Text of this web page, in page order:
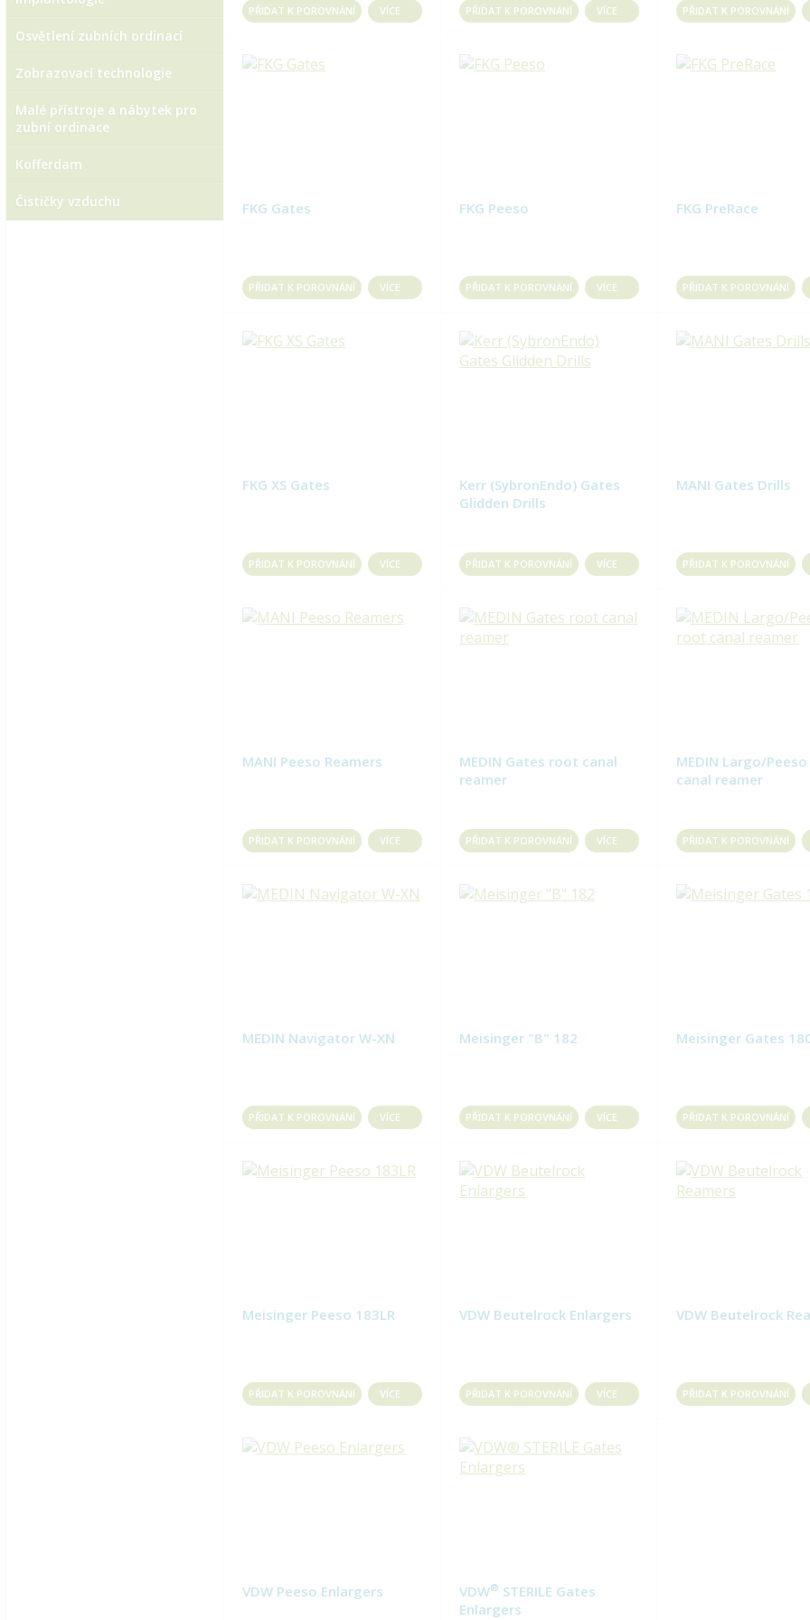
PŘIDAT K POROVNÁNÍ VÍCE PŘIDAT K POROVNÁNÍ VÍCE PŘIDAT K POROVNÁNÍ
FKG Gates
PŘIDAT K POROVNÁNÍ VÍCE
FKG Peeso
PŘIDAT K POROVNÁNÍ VÍCE
FKG PreRace
PŘIDAT K POROVNÁNÍ
FKG XS Gates
PŘIDAT K POROVNÁNÍ VÍCE
Kerr (SybronEndo) Gates
Glidden Drills
PŘIDAT K POROVNÁNÍ VÍCE
MANI Gates Drills
PŘIDAT K POROVNÁNÍ
MANI Peeso Reamers
PŘIDAT K POROVNÁNÍ VÍCE
MEDIN Gates root canal
reamer
PŘIDAT K POROVNÁNÍ VÍCE
MEDIN Largo/
canal reamer
PŘIDAT K POROVNÁNÍ
MEDIN Navigator W-XN
PŘIDAT K POROVNÁNÍ VÍCE
Meisinger "B" 182
PŘIDAT K POROVNÁNÍ VÍCE
Meisinger Gates
PŘIDAT K POROVNÁNÍ
Meisinger Peeso 183LR
PŘIDAT K POROVNÁNÍ VÍCE
VDW Beutelrock Enlargers
PŘIDAT K POROVNÁNÍ VÍCE
VDW Beutelrock
PŘIDAT K POROVNÁNÍ
VDW Peeso Enlargers VDW® STERILE Gates
Enlargers
Osvětlení zubních ordinací
Zobrazovací technologie
Malé přístroje a nábytek pro
zubní ordinace
Kofferdam
Čističky vzduchu